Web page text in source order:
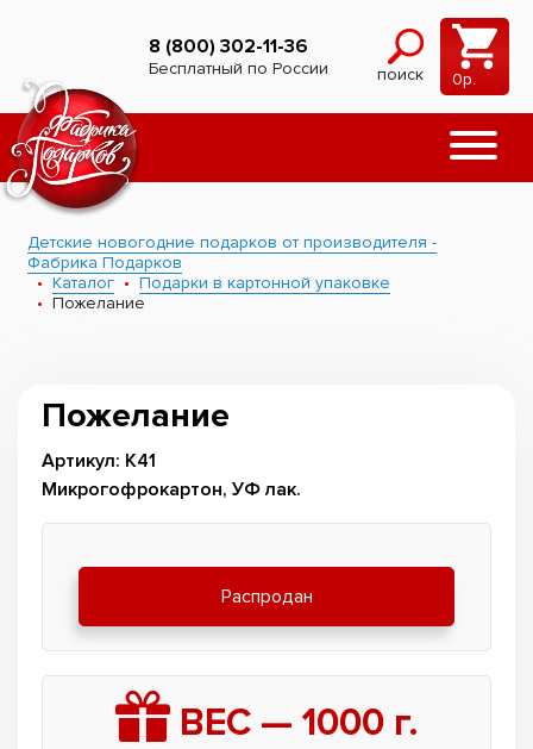
8 (800) 302-11-36
Бесплатный по России поиск 0р.
Детские новогодние подарков от производителя -
Фабрика Подарков
Каталог
Подарки в картонной упаковке
Пожелание
Пожелание
Артикул: К41
Микрогофрокартон, УФ лак.
Распродан
ВЕС — 1000г.